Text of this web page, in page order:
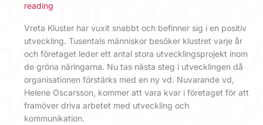
reading
Vreta Kluster har vuxit snabbt och befinner sig i en positiv
utveckling. Tusentals människor besöker klustret varje år
och företaget leder ett antal stora utvecklingsprojekt inom
de gröna näringarna. Nu tas nästa steg i utvecklingen då
organisationen förstärks med en ny vd. Nuvarande vd,
Helene Oscarsson, kommer att vara kvar i företaget för att
framöver driva arbetet med utveckling och
kommunikation.